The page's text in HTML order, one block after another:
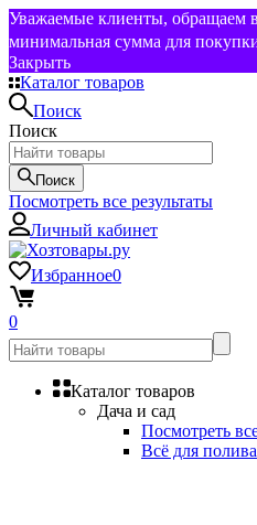
Уважаемые клиенты, обращаем
минимальная сумма для
Закрыть
Каталог товаров
Поиск
Поиск
Поиск
Посмотреть все результаты
Личный кабинет
Избранное0
0
Каталог товаров
Дача и сад
Посмотреть
Всё для полива